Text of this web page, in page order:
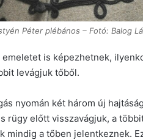
Péter plébános – Fotó: Balog
is képezhetnek,
levágjuk tőből.
nyomán két három új
rügy előtt visszavágjuk, a
mindig a tőben jelentkeznek.